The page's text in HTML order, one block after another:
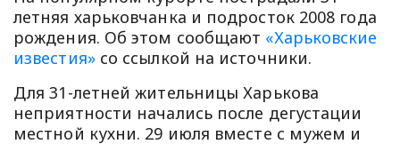
летняя харьковчанка и подросток 2008 года
рождения. Об этом сообщают «Харьковские
известия»со ссылкой на источники.
Для 31-летней жительницы Харькова
неприятности начались после дегустации
местной кухни. 29 июля вместе с мужем и